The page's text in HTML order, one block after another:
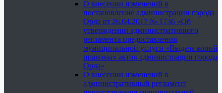
О внесении изменений в
постановление администрации города
Орла от 26.04.2017 № 1736 «Об
утверждении административного
регламента предоставления
муниципальной услуги «Выдача копий
правовых актов администрации города
Орла»
О внесении изменений в
административный регламент